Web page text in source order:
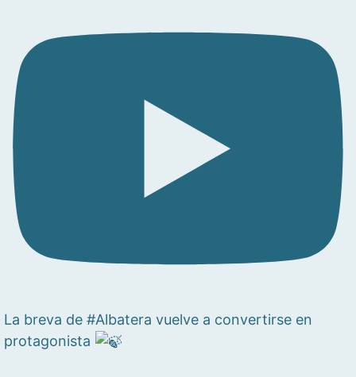
La breva de #Albatera vuelve a convertirse en
protagonista